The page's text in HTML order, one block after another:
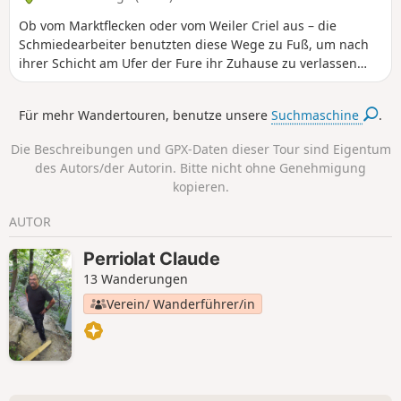
Ob vom Marktflecken oder vom Weiler Criel aus – die
Schmiedearbeiter benutzten diese Wege zu Fuß, um nach
ihrer Schicht am Ufer der Fure ihr Zuhause zu verlassen
oder dorthin zurückzukehren. Man kann die historischen
handwerklichen und später industriellen Nutzung der Ufer
Für mehr Wandertouren, benutze unsereSuchmaschine .
Die Beschreibungen und GPX-Daten dieser Tour sind Eigentum
des Autors/der Autorin. Bitte nicht ohne Genehmigung
kopieren.
AUTOR
Perriolat Claude
13 Wanderungen
Verein/ Wanderführer/in